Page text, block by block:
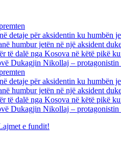
detaje për aksidentin ku humbën
humbur jetën në një aksident
të dalë nga Kosova në këtë pikë
Dukagjin Nikollaj – protagonistin
detaje për aksidentin ku humbën
humbur jetën në një aksident
të dalë nga Kosova në këtë pikë
Dukagjin Nikollaj – protagonistin